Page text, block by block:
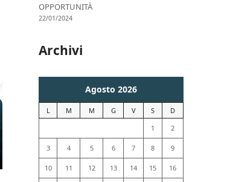
OPPORTUNITÀ
22/01/2024
Archivi
Agosto 2026
L M M G V S
D
1
2
3 4 5 6 7 8 9
10 11 12 13 14 15 16